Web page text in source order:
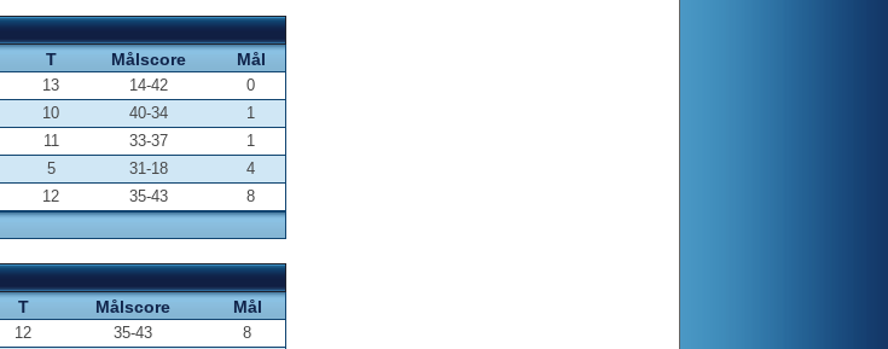
T Målscore Mål
13 14-42
0
10 40-34
1
11 33-37
1
5 31-18
4
12 35-43 8
T Målscore Mål
12 35-43
8